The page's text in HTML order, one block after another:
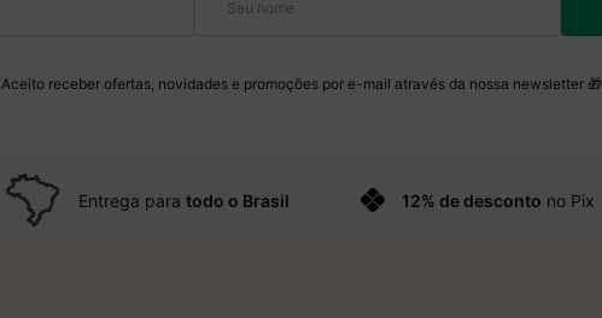
Aceito receber ofertas, novidades e promoções por e-mail através da nossa newsletter 🎁
Entrega paratodo o Brasil 12% de desconto no Pix